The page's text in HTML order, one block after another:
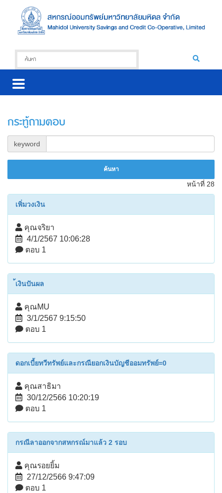
กระทู้ถามตอบ
keyword
หน้าที่ 28
เพิ่มวงเงิน
คุณจริยา
4/1/2567 10:06:28
ตอบ 1
้เงินปันผล
คุณMU
3/1/2567 9:15:50
ตอบ 1
ดอกเบี้ยทวีทรัพย์และกรณียอกเงินบัญชีออมทรัพย์=0
คุณสาธิมา
30/12/2566 10:20:19
ตอบ 1
กรณีลาออกจากสหกรณ์มาแล้ว 2 รอบ
คุณรอยยิ้ม
27/12/2566 9:47:09
ตอบ 1